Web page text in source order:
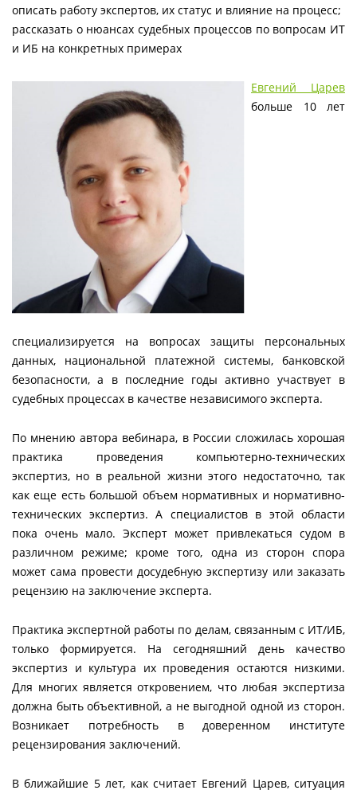
описать работу экспертов, их статус и влияние на процесс;
рассказать о нюансах судебных процессов по вопросам ИТ
и ИБ на конкретных примерах
Евгений Царев
больше 10 лет
специализируется на вопросах защиты персональных
данных, национальной платежной системы, банковской
безопасности, а в последние годы активно участвует в
судебных процессах в качестве независимого эксперта.
По мнению автора вебинара, в России сложилась хорошая
практика проведения компьютерно-технических
экспертиз, но в реальной жизни этого недостаточно, так
как еще есть большой объем нормативных и нормативно-
технических экспертиз. А специалистов в этой области
пока очень мало. Эксперт может привлекаться судом в
различном режиме; кроме того, одна из сторон спора
может сама провести досудебную экспертизу или заказать
рецензию на заключение эксперта.
Практика экспертной работы по делам, связанным с ИТ/ИБ,
только формируется. На сегодняшний день качество
экспертиз и культура их проведения остаются низкими.
Для многих является откровением, что любая экспертиза
должна быть объективной, а не выгодной одной из сторон.
Возникает потребность в доверенном институте
рецензирования заключений.
В ближайшие 5 лет, как считает Евгений Царев, ситуация